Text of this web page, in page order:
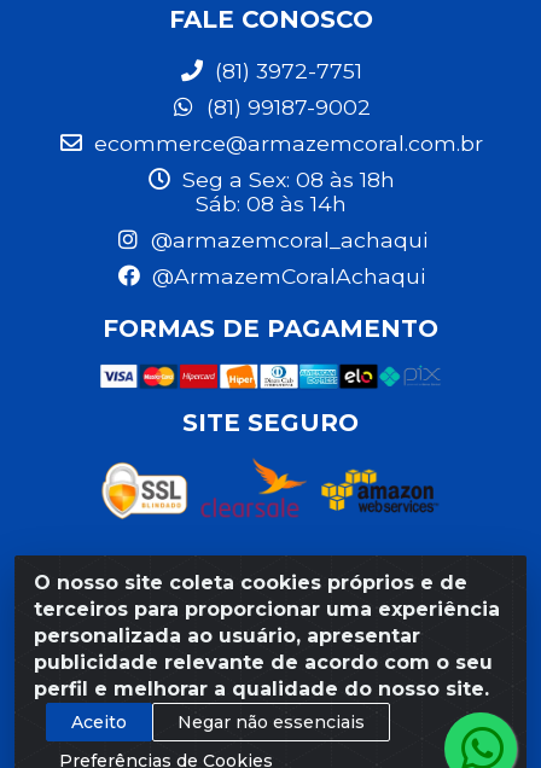
O nosso site coleta cookies próprios e de
terceiros para proporcionar uma experiência
personalizada ao usuário, apresentar
publicidade relevante de acordo com o seu
perfil e melhorar a qualidade do nosso site.
Aceito
Negar não essenciais
Preferências de Cookies
FALE CONOSCO
(81) 3972-7751
(81) 99187-9002
ecommerce@armazemcoral.com.br
Seg a Sex: 08 às 18h
Sáb: 08 às 14h
@armazemcoral_achaqui
@ArmazemCoralAchaqui
FORMAS DE PAGAMENTO
SITE SEGURO
Razão Social: Armazém Coral LTDA - Rua da Praia,
103 - São José - Recife/PE - CEP 50020-550 -
CNPJ 11.623.188/0027-80